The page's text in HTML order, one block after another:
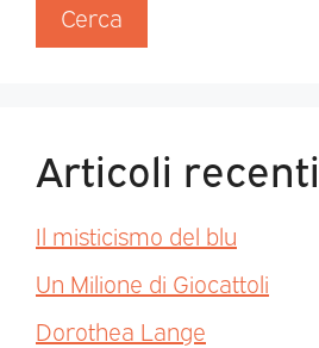
Cerca
Articoli recenti
Il misticismo del blu
Un Milione di Giocattoli
Dorothea Lange